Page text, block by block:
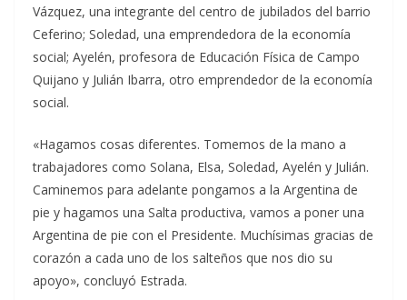
Vázquez, una integrante del centro de jubilados del barrio
Ceferino; Soledad, una emprendedora de la economía
social; Ayelén, profesora de Educación Física de Campo
Quijano y Julián Ibarra, otro emprendedor de la economía
social.
«Hagamos cosas diferentes. Tomemos de la mano a
trabajadores como Solana, Elsa, Soledad, Ayelén y Julián.
Caminemos para adelante pongamos a la Argentina de
pie y hagamos una Salta productiva, vamos a poner una
Argentina de pie con el Presidente. Muchísimas gracias de
corazón a cada uno de los salteños que nos dio su
apoyo», concluyó Estrada.